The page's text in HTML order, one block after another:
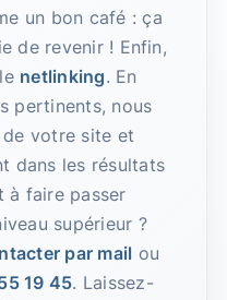
un bon café : ça
de revenir ! Enfin,
netlinking. En
pertinents, nous
votre site et
dans les résultats
à faire passer
supérieur ?
par mail ou
19 45. Laissez-